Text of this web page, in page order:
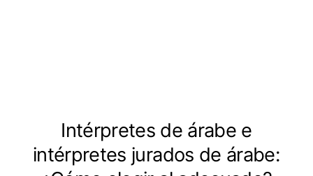
Intérpretes de árabe e
intérpretes jurados de árabe: